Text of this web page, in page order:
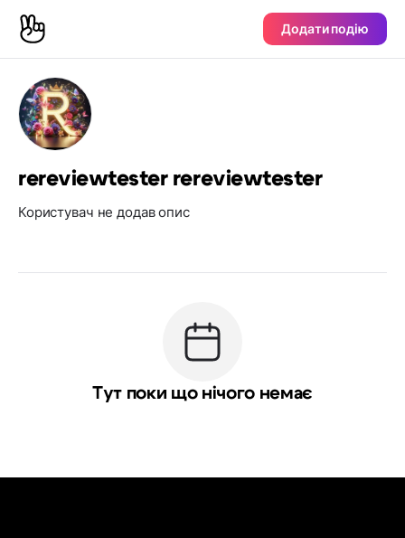
Додати подію
rereviewtester rereviewtester
Користувач не додав опис
Тут поки що нічого немає